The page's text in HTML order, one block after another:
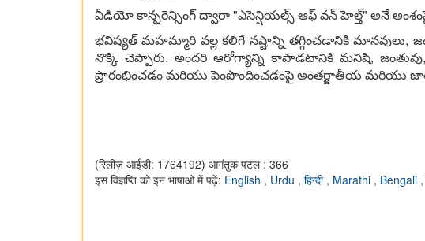
వీడియో కాన్ఫరెన్సింగ్ ద్వారా "ఎసెన్షియల్స్ ఆఫ్ వన్ హెల్త్" అనే
భవిష్యత్ మహమ్మారి వల్ల కలిగే నష్టాన్ని తగ్గించడానికి మానవులు,
నొక్కి చెప్పారు. అందరి ఆరోగ్యాన్ని కాపాడటానికి మనిషి,
ప్రారంభించడం మరియు పెంపొందించడంపై అంతర్జాతీయ మరియు
(रिलीज़ आईडी: 1764192) आगंतुक पटल : 366
इस विज्ञप्ति को इन भाषाओं में पढ़ें: English , Urdu , हिन्दी , Marathi , Bengali ,